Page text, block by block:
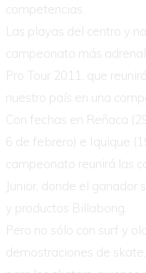
competencias.
Las playas del centro y
campeonato más
Pro Tour 2011, que
nuestro país en una
Con fechas en Reñaca
6 de febrero) e Iquique
campeonato reunirá las
Junior, donde el ganador
y productos Billabong.
Pero no sólo con surf y
demostraciones de